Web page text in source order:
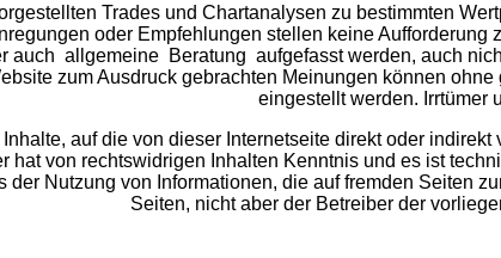
Trades und Chartanalysen zu bestimmten
oder Empfehlungen stellen keine
auch allgemeine Beratung aufgefasst werden, auch
zum Ausdruck gebrachten Meinungen können
eingestellt werden. Irrtümer
auf die von dieser Internetseite direkt oder
hat von rechtswidrigen Inhalten Kenntnis und es ist
der Nutzung von Informationen, die auf fremden Seiten
Seiten, nicht aber der Betreiber der